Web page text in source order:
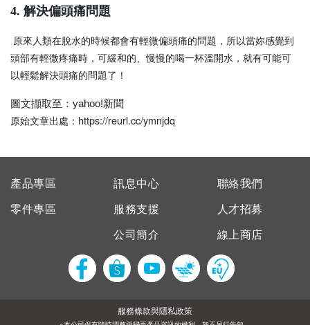
4. 解決偏頭痛問題
原來人類在脫水的時候都會有輕微偏頭痛的問題，所以當妳感覺到
頭部有輕微疼痛時，可緩和的、慢慢的喝一杯溫開水，就有可能可
以輕鬆解決頭痛的問題了！
圖文擷取至：yahoo!新聞
原始文章出處： https://reurl.cc/ymnjdq
產品專區
零件專區
訊息中心
服務支援
公司簡介
聯絡我們
人才招募
線上商店
服務條款與隱私政策